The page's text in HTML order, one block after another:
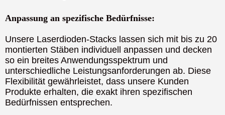
Anpassung an spezifische Bedürfnisse:
Unsere Laserdioden-Stacks lassen sich mit bis zu 20
montierten Stäben individuell anpassen und decken
so ein breites Anwendungsspektrum und
unterschiedliche Leistungsanforderungen ab. Diese
Flexibilität gewährleistet, dass unsere Kunden
Produkte erhalten, die exakt ihren spezifischen
Bedürfnissen entsprechen.